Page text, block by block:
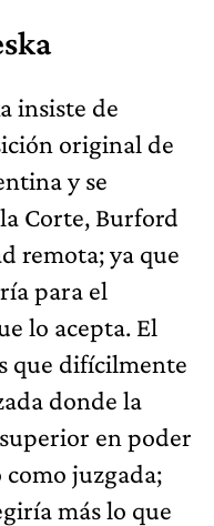
insiste de
original de
y se
Corte, Burford
remota; ya que
para el
lo acepta. El
que difícilmente
donde la
en poder
juzgada;
más lo que